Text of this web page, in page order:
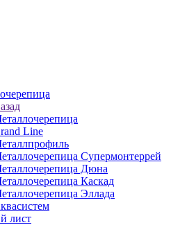
Line
Супермонтеррей
Дюна
Каскад
Эллада
лист